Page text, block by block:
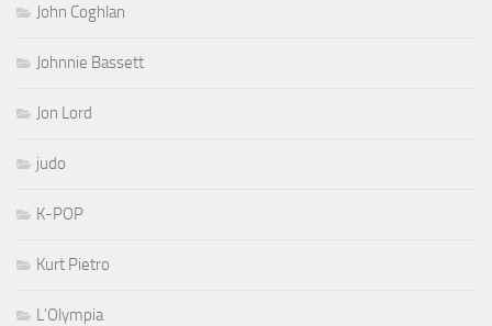
John Coghlan
Johnnie Bassett
Jon Lord
judo
K-POP
Kurt Pietro
L'Olympia